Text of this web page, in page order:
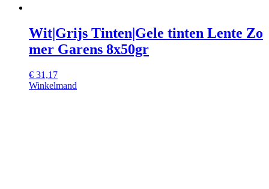
Wit|Grijs Tinten|Gele tinten Lente Zo
mer Garens 8x50gr
€ 31,17
Winkelmand